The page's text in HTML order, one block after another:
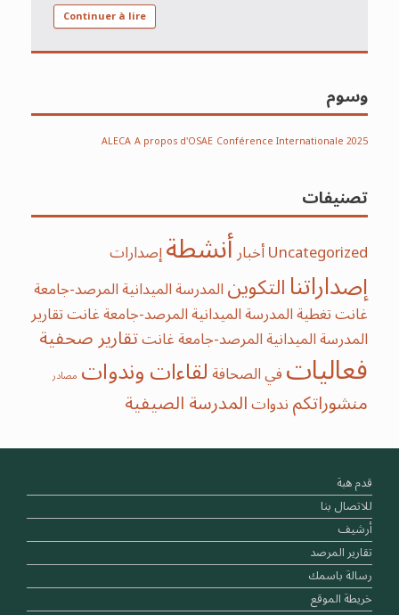
Continuer à lire
وسوم
ALECAA propos d'OSAE Conférence Internationale 2025
تصنيفات
Uncategorizedأخبارأنشطةإصدارات
إصداراتناالتكوينالمدرسة الميدانية المرصد-جامعة
غانتتغطية المدرسة الميدانية المرصد-جامعة غانتتقارير
المدرسة الميدانية المرصد-جامعة غانتتقارير صحفية
فعالياتفي الصحافةلقاءات وندوات مصادر
منشوراتكمندوات‫‫المدرسة‬ الصيفية‬
قدم هبة
للاتصال بنا
أرشيف
تقارير المرصد
رسالة باسمك
خريطة الموقع